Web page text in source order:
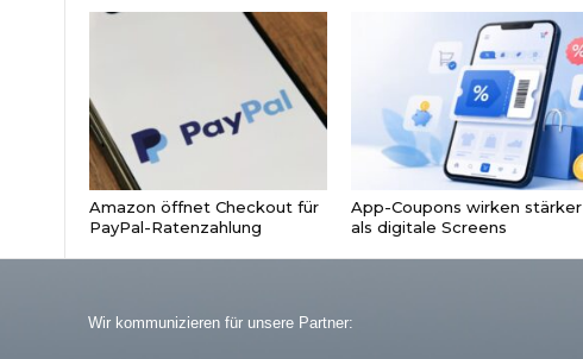
Amazon öffnet Checkout für
PayPal-Ratenzahlung
App-Coupons wirken stärker
als digitale Screens
Wir kommunizieren für unsere Partner: